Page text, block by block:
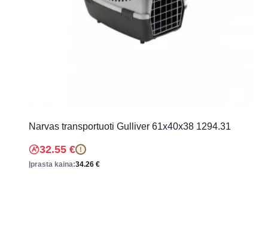
Narvas transportuoti Gulliver 61x40x38 1294.31
32.55 € !
Įprasta kaina:34.26 €